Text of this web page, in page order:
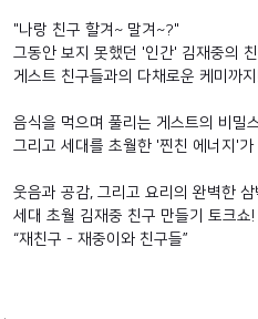
"나랑 친구 할겨~ 말겨~?"
그동안 보지 못했던 '인간' 김재중의
게스트 친구들과의 다채로운 케미까지!
음식을 먹으며 풀리는 게스트의 비밀
그리고 세대를 초월한 '찐친 에너지'가
웃음과 공감, 그리고 요리의 완벽한
세대 초월 김재중 친구 만들기 토크쇼!
“재친구 - 재중이와 친구들”